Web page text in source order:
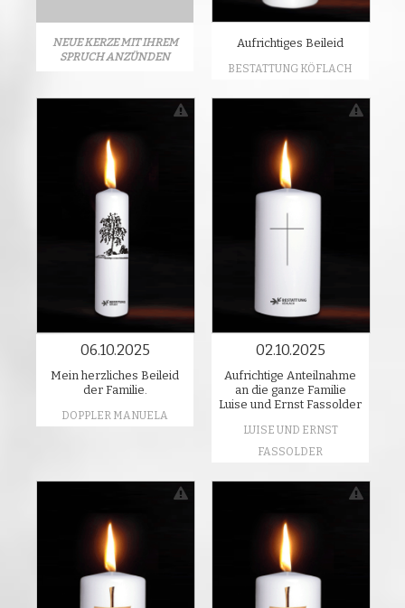
NEUE KERZE MIT IHREM
SPRUCH ANZÜNDEN
Aufrichtiges Beileid
BESTATTUNG KÖFLACH
06.10.2025
Mein herzliches Beileid
der Familie.
DOPPLER MANUELA
02.10.2025
Aufrichtige Anteilnahme
an die ganze Familie
Luise und Ernst Fassolder
LUISE UND ERNST
FASSOLDER